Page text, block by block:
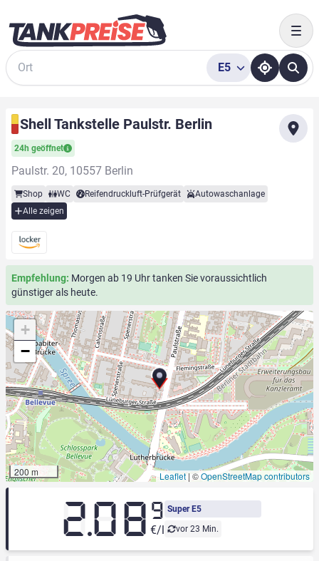
Suche
E5
Shell Tankstelle Paulstr. Berlin
24h geöffnet
Paulstr. 20, 10557 Berlin
Shop WC Reifendruckluft-Prüfgerät
Autowaschanlage
Alle zeigen
Empfehlung: Morgen ab 19 Uhr tanken Sie voraussichtlich
günstiger als heute.
+
−
200 m Leaflet | ©OpenStreetMap contributors
Super E5
vor 23 Min.
2.089
€/l